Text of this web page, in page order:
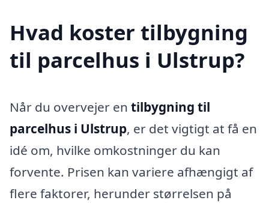
Hvad koster tilbygning
til parcelhus i Ulstrup?
Når du overvejer en tilbygning til
parcelhus i Ulstrup, er det vigtigt at få en
idé om, hvilke omkostninger du kan
forvente. Prisen kan variere afhængigt af
flere faktorer, herunder størrelsen på